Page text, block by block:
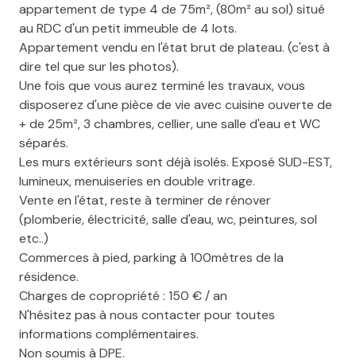
appartement de type 4 de 75m², (80m² au sol) situé
au RDC d'un petit immeuble de 4 lots.
Appartement vendu en l'état brut de plateau. (c'est à
dire tel que sur les photos).
Une fois que vous aurez terminé les travaux, vous
disposerez d'une pièce de vie avec cuisine ouverte de
+ de 25m², 3 chambres, cellier, une salle d'eau et WC
séparés.
Les murs extérieurs sont déjà isolés. Exposé SUD-EST,
lumineux, menuiseries en double vritrage.
Vente en l'état, reste à terminer de rénover
(plomberie, électricité, salle d'eau, wc, peintures, sol
etc..)
Commerces à pied, parking à 100mètres de la
résidence.
Charges de copropriété : 150 € / an
N'hésitez pas à nous contacter pour toutes
informations complémentaires.
Non soumis à DPE.